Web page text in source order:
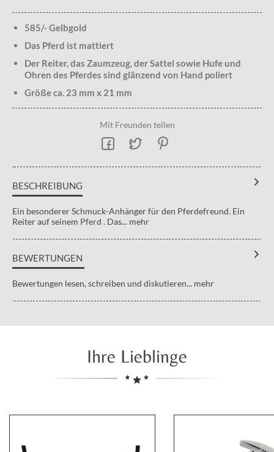
585/- Gelbgold
Das Pferd ist mattiert
Der Reiter, das Zaumzeug, der Sattel sowie Hufe und
Ohren des Pferdes sind glänzend von Hand poliert
Größe ca. 23 mm x 21 mm
Mit Freunden teilen
BESCHREIBUNG
Ein besonderer Schmuck-Anhänger für den Pferdefreund. Ein
Reiter auf seinem Pferd . Das... mehr
BEWERTUNGEN
Bewertungen lesen, schreiben und diskutieren... mehr
Ihre Lieblinge